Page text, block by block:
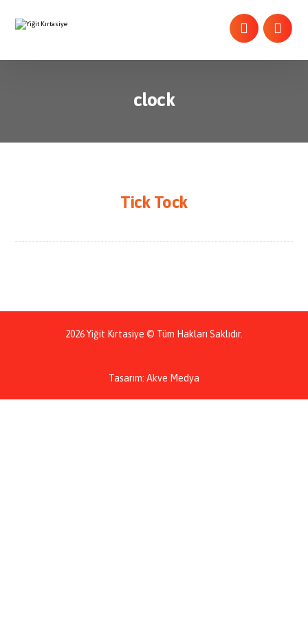
clock
Tick Tock
2026 Yiğit Kırtasiye © Tüm Hakları Saklıdır.
Tasarım: Akve Medya